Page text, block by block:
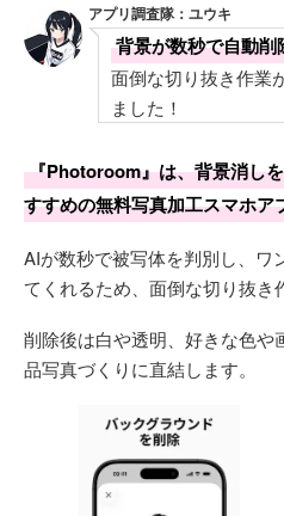
アプリ調査隊：ユウキ
背景が数秒で自動
面倒な切り抜き作業
ました！
『Photoroom』は、背景消し
すすめの無料写真加工スマホア
AIが数秒で被写体を判別し、ワ
てくれるため、面倒な切り抜き
削除後は白や透明、好きな色
品写真づくりに直結します。